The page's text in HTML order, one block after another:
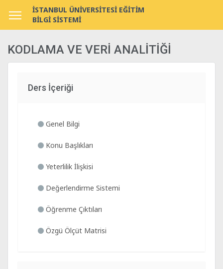
İSTANBUL ÜNİVERSİTESİ EĞİTİM
BİLGİ SİSTEMİ
KODLAMA VE VERİ ANALİTİĞİ
Ders İçeriği
Genel Bilgi
Konu Başlıkları
Yeterlilik İlişkisi
Değerlendirme Sistemi
Öğrenme Çıktıları
Özgü Ölçüt Matrisi